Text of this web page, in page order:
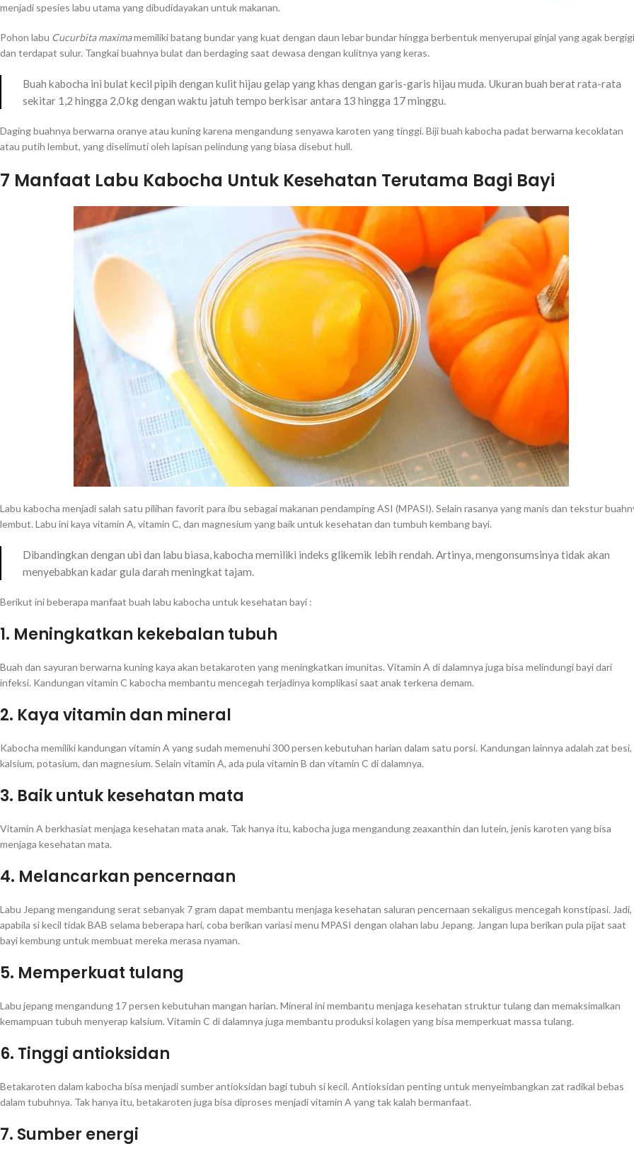
menjadi spesies labu utama yang dibudidayakan untuk makanan.
Pohon labu Cucurbita maximamemiliki batang bundar yang kuat dengan daun lebar bundar hingga berbentuk menyerupai ginjal yang agak bergigi
dan terdapat sulur. Tangkai buahnya bulat dan berdaging saat dewasa dengan kulitnya yang keras.
Buah kabocha ini bulat kecil pipih dengan kulit hijau gelap yang khas dengan garis-garis hijau muda. Ukuran buah berat rata-rata
sekitar 1,2 hingga 2,0 kg dengan waktu jatuh tempo berkisar antara 13 hingga 17 minggu.
Daging buahnya berwarna oranye atau kuning karena mengandung senyawa karoten yang tinggi. Biji buah kabocha padat berwarna kecoklatan
atau putih lembut, yang diselimuti oleh lapisan pelindung yang biasa disebut hull.
7 Manfaat Labu Kabocha Untuk Kesehatan Terutama Bagi Bayi
Labu kabocha menjadi salah satu pilihan favorit para ibu sebagai makanan pendamping ASI (MPASI). Selain rasanya yang manis dan tekstur
lembut. Labu ini kaya vitamin A, vitamin C, dan magnesium yang baik untuk kesehatan dan tumbuh kembang bayi.
Dibandingkan dengan ubi dan labu biasa, kabocha memiliki indeks glikemik lebih rendah. Artinya, mengonsumsinya tidak akan
menyebabkan kadar gula darah meningkat tajam.
Berikut ini beberapa manfaat buah labu kabocha untuk kesehatan bayi :
1. Meningkatkan kekebalan tubuh
Buah dan sayuran berwarna kuning kaya akan betakaroten yang meningkatkan imunitas. Vitamin A di dalamnya juga bisa melindungi bayi dari
infeksi. Kandungan vitamin C kabocha membantu mencegah terjadinya komplikasi saat anak terkena demam.
2. Kaya vitamin dan mineral
Kabocha memiliki kandungan vitamin A yang sudah memenuhi 300 persen kebutuhan harian dalam satu porsi. Kandungan lainnya adalah zat besi,
kalsium, potasium, dan magnesium. Selain vitamin A, ada pula vitamin B dan vitamin C di dalamnya.
3. Baik untuk kesehatan mata
Vitamin A berkhasiat menjaga kesehatan mata anak. Tak hanya itu, kabocha juga mengandung zeaxanthin dan lutein, jenis karoten yang bisa
menjaga kesehatan mata.
4. Melancarkan pencernaan
Labu Jepang mengandung serat sebanyak 7 gram dapat membantu menjaga kesehatan saluran pencernaan sekaligus mencegah konstipasi. Jadi,
apabila si kecil tidak BAB selama beberapa hari, coba berikan variasi menu MPASI dengan olahan labu Jepang. Jangan lupa berikan pula pijat saat
bayi kembung untuk membuat mereka merasa nyaman.
5. Memperkuat tulang
Labu jepang mengandung 17 persen kebutuhan mangan harian. Mineral ini membantu menjaga kesehatan struktur tulang dan memaksimalkan
kemampuan tubuh menyerap kalsium. Vitamin C di dalamnya juga membantu produksi kolagen yang bisa memperkuat massa tulang.
6. Tinggi antioksidan
Betakaroten dalam kabocha bisa menjadi sumber antioksidan bagi tubuh si kecil. Antioksidan penting untuk menyeimbangkan zat radikal bebas
dalam tubuhnya. Tak hanya itu, betakaroten juga bisa diproses menjadi vitamin A yang tak kalah bermanfaat.
7. Sumber energi